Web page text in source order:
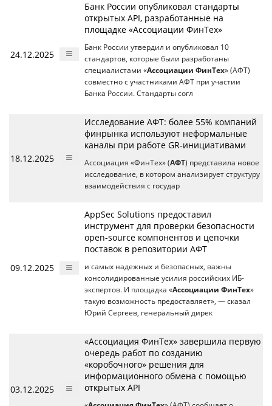
24.12.2025
Банк России опубликовал стандарты
открытых API, разработанные на
площадке «Ассоциации ФинТех»
Банк России утвердил и опубликовал 10
стандартов, которые были разработаны
специалистами «Ассоциации ФинТех» (АФТ)
совместно с участниками АФТ при участии
Банка России. Стандарты согл
18.12.2025
Исследование АФТ: более 55% компаний
финрынка используют неформальные
каналы при работе GR-инициативами
Ассоциация «ФинТех» (АФТ) представила новое
исследование, в котором анализирует структуру
взаимодействия с государ
09.12.2025
AppSec Solutions предоставил
инструмент для проверки безопасности
open-source компонентов и цепочки
поставок в репозитории АФТ
и самых надежных и безопасных, важны
консолидированные усилия российских ИБ-
экспертов. И площадка «Ассоциации ФинТех»
такую возможность предоставляет», — сказал
Юрий Сергеев, генеральный дирек
03.12.2025
«Ассоциация ФинТех» завершила первую
очередь работ по созданию
«коробочного» решения для
информационного обмена с помощью
открытых API